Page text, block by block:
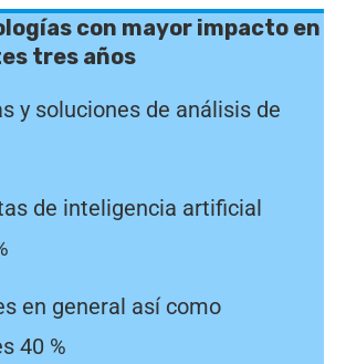
con mayor impacto en
tres años
y soluciones de análisis de
de inteligencia artificial
en general así como
40 %